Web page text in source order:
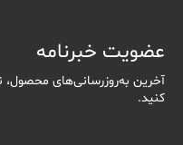
عضویت خبرنامه
آخرین به‌روزرسانی‌های محصول،
کنید.